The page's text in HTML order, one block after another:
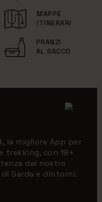
MAPPE
ITINERARI
PRANZI
AL SACCO
la migliore App per
trekking, con 19+
dal nostro
Garda e dintorni.